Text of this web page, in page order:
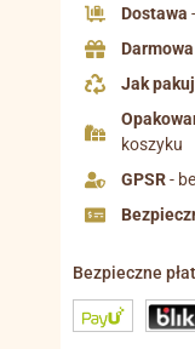
Dostawa
Jak
koszyku
GPSR-
Bezpieczne